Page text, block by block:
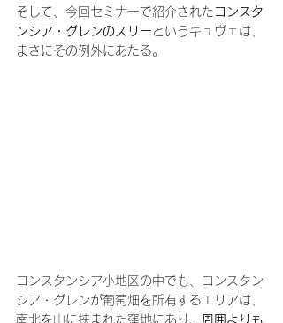
そして、今回セミナーで紹介された コンスタ
ンシア・グレンのスリー というキュヴェは、
まさにその例外にあたる。
コンスタンシア小地区の中でも、コンスタン
シア・グレンが葡萄畑を所有するエリアは、
南北を山に挟まれた窪地にあり、 周囲よりも